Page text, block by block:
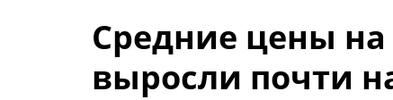
Средние цены
выросли почти